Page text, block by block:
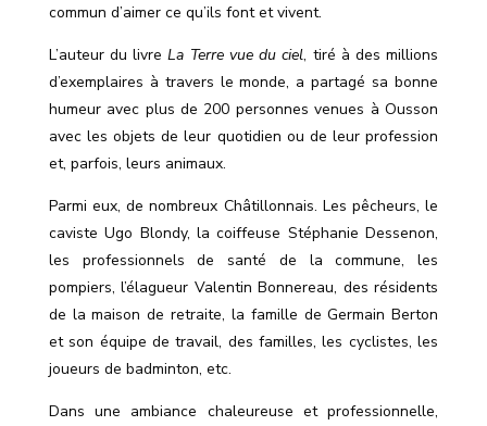
commun d’aimer ce qu’ils font et vivent.
L’auteur du livreLa Terre vue du ciel, tiré à des millions
d’exemplaires à travers le monde, a partagé sa bonne
humeur avec plus de 200 personnes venues à Ousson
avec les objets de leur quotidien ou de leur profession
et, parfois, leurs animaux.
Parmi eux, de nombreux Châtillonnais. Les pêcheurs, le
caviste Ugo Blondy, la coiffeuse Stéphanie Dessenon,
les professionnels de santé de la commune, les
pompiers, l’élagueur Valentin Bonnereau, des résidents
de la maison de retraite, la famille de Germain Berton
et son équipe de travail, des familles, les cyclistes, les
joueurs de badminton, etc.
Dans une ambiance chaleureuse et professionnelle,